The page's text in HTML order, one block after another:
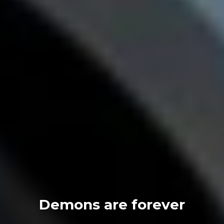
Demons are forever